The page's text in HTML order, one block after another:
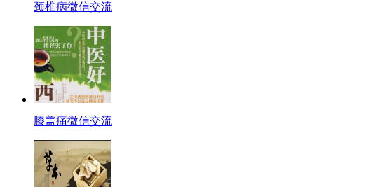
颈椎病微信交流
膝盖痛微信交流